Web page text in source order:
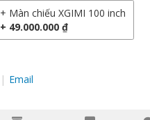
+ Màn chiếu XGIMI 100 inch
+ 49.000.000 ₫
Email